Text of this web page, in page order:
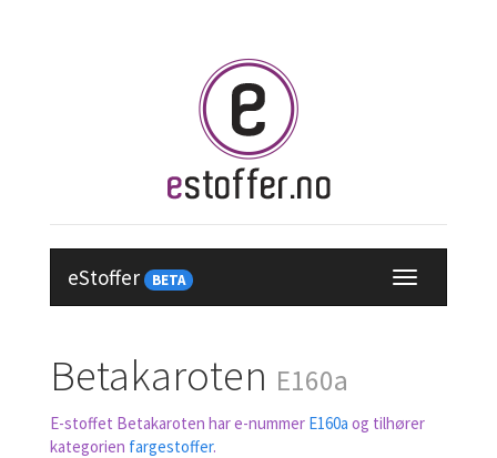
eStoffer BETA
Betakaroten E160a
E-stoffet Betakaroten har e-nummer E160a og tilhører
kategorien fargestoffer.